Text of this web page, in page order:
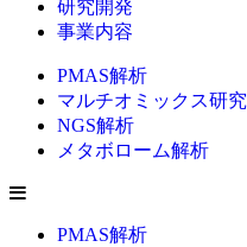
研究開発
事業内容
PMAS解析
マルチオミックス研究
NGS解析
メタボローム解析
PMAS解析